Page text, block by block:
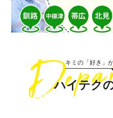
キミの「好き」
ハイテク